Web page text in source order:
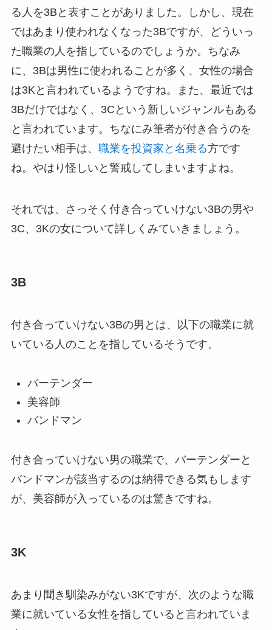
る人を3Bと表すことがありました。しかし、現在
ではあまり使われなくなった3Bですが、どういっ
た職業の人を指しているのでしょうか。ちなみ
に、3Bは男性に使われることが多く、女性の場合
は3Kと言われているようですね。また、最近では
3Bだけではなく、3Cという新しいジャンルもある
と言われています。ちなにみ筆者が付き合うのを
避けたい相手は、 職業を投資家と名乗る方です
ね。やはり怪しいと警戒してしまいますよね。
それでは、さっそく付き合っていけない3Bの男や
3C、3Kの女について詳しくみていきましょう。
3B
付き合っていけない3Bの男とは、以下の職業に就
いている人のことを指しているそうです。
バーテンダー
美容師
バンドマン
付き合っていけない男の職業で、バーテンダーと
バンドマンが該当するのは納得できる気もします
が、美容師が入っているのは驚きですね。
3K
あまり聞き馴染みがない3Kですが、次のような職
業に就いている女性を指していると言われていま